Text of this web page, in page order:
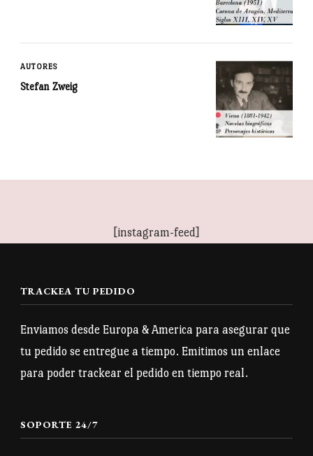
AUTORES
Stefan Zweig
[instagram-feed]
TRACKEA TU PEDIDO
Enviamos desde Europa & America para asegurar que
tu pedido se entregue a tiempo. Emitimos un enlace
para poder trackear el pedido en tiempo real.
SOPORTE 24/7